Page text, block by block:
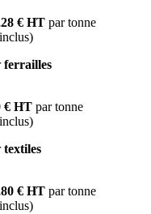
€ HT par tonne
ferrailles
€ HT par tonne
textiles
€ HT par tonne